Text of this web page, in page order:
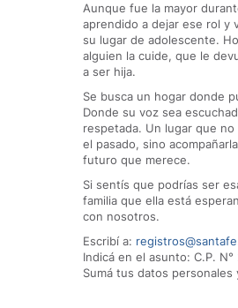
Aunque fue la mayor
aprendido a dejar ese rol y
su lugar de adolescente.
alguien la cuide, que le
a ser hija.
Se busca un hogar donde
Donde su voz sea
respetada. Un lugar que
el pasado, sino
futuro que merece.
Si sentís que podrías ser
familia que ella está
con nosotros.
Escribí a:
Indicá en el asunto: C.P. N°
Sumá tus datos personales